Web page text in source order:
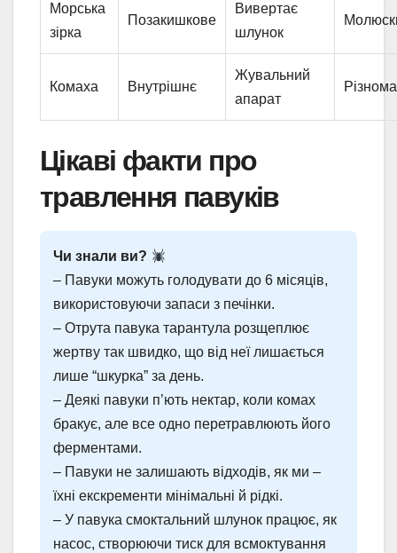
Морська
зірка
Позакишкове
Вивертає
шлунок
Комаха Внутрішнє
Жувальний
апарат
Цікаві факти про
травлення павуків
Чи знали ви?
– Павуки можуть голодувати до 6 місяців,
використовуючи запаси з печінки.
– Отрута павука тарантула розщеплює
жертву так швидко, що від неї лишається
лише “шкурка” за день.
– Деякі павуки п’ють нектар, коли комах
бракує, але все одно перетравлюють його
ферментами.
– Павуки не залишають відходів, як ми –
їхні екскременти мінімальні й рідкі.
– У павука смоктальний шлунок працює, як
насос, створюючи тиск для всмоктування